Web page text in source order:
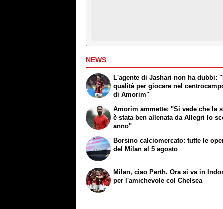
NEWS
L'agente di Jashari non ha dubbi:
qualità per giocare nel
di Amorim"
Amorim ammette: "Si vede che la
è stata ben allenata da Allegri lo
anno"
Borsino calciomercato: tutte le
del Milan al 5 agosto
Milan, ciao Perth. Ora si va in
per l'amichevole col Chelsea